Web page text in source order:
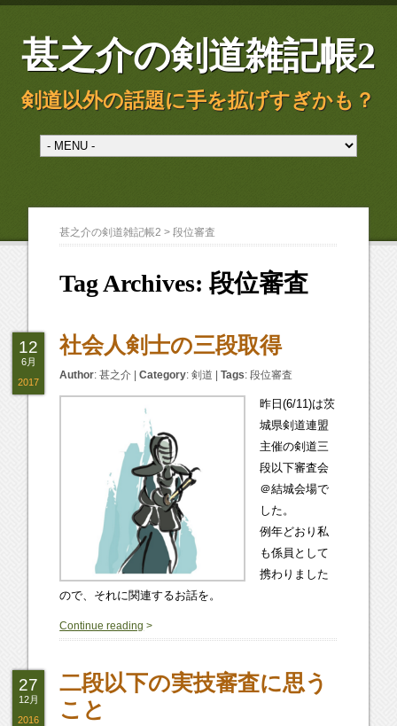
甚之介の剣道雑記帳2
剣道以外の話題に手を拡げすぎかも？
甚之介の剣道雑記帳2 >段位審査
Tag Archives:段位審査
社会人剣士の三段取得
Author:甚之介 |Category:剣道 |Tags:段位審査
昨日(6/11)は茨
城県剣道連盟
主催の剣道三
段以下審査会
＠結城会場で
した。
例年どおり私
も係員として
携わりました
ので、それに関連するお話を。
Continue reading >
12
6月
2017
二段以下の実技審査に思う
こと
27
12月
2016